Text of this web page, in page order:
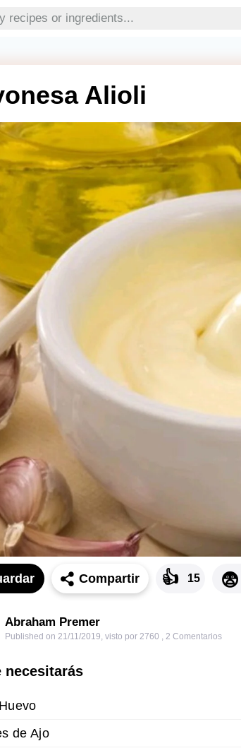
Alioli
Compartir 👍 15 😨
Abraham Premer
Published on 21/11/2019, visto por 2760 , 2 Comentarios
necesitarás
de Ajo